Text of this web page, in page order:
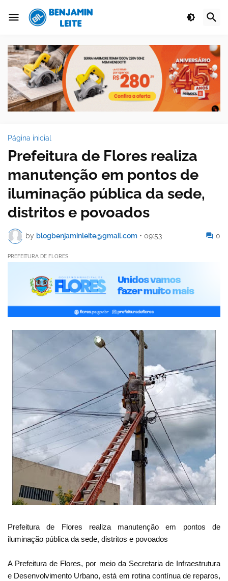
Página inicial
Prefeitura de Flores realiza
manutenção em pontos de
iluminação pública da sede,
distritos e povoados
by blogbenjaminleite@gmail.com • 09:53 0
PREFEITURA DE FLORES
Prefeitura de Flores realiza manutenção em pontos de
iluminação pública da sede, distritos e povoados
A Prefeitura de Flores, por meio da Secretaria de Infraestrutura
e Desenvolvimento Urbano, está em rotina contínua de reparos,